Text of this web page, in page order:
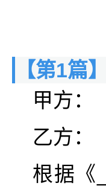
【第1篇
甲方：
乙方：
根据《